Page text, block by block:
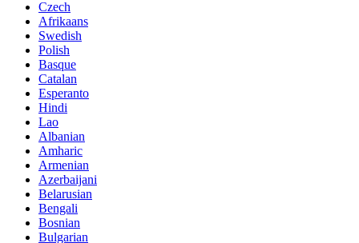
Czech
Afrikaans
Swedish
Polish
Basque
Catalan
Esperanto
Hindi
Lao
Albanian
Amharic
Armenian
Azerbaijani
Belarusian
Bengali
Bosnian
Bulgarian